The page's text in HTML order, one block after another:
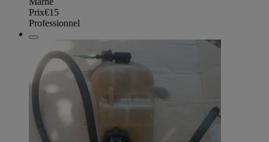
Prix€15
Professionnel